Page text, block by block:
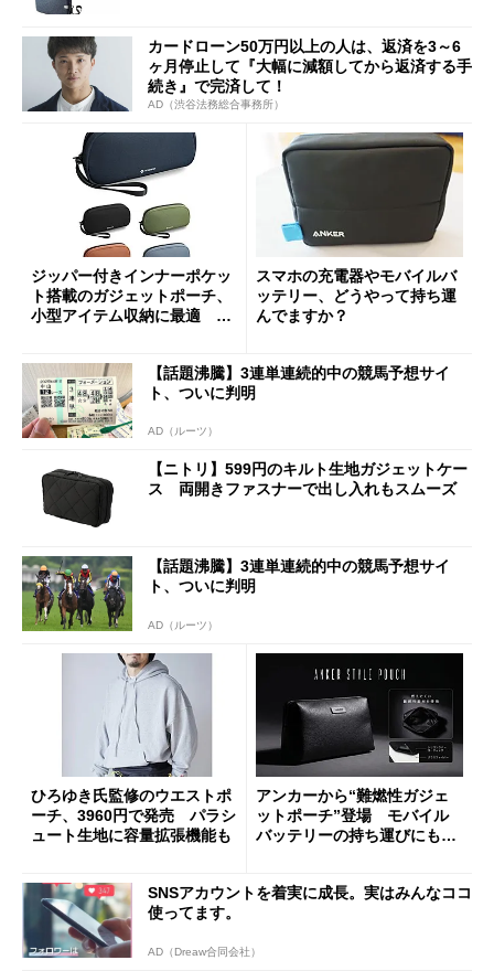
カードローン50万円以上の人は、返済を3～6
ヶ月停止して『大幅に減額してから返済する手
続き』で完済して！
AD（渋谷法務総合事務所）
ジッパー付きインナーポケッ
ト搭載のガジェットポーチ、
小型アイテム収納に最適 タ
スマホの充電器やモバイルバ
ッテリー、どうやって持ち運
んでますか？
【話題沸騰】3連単連続的中の競馬予想サイ
ト、ついに判明
AD（ルーツ）
【ニトリ】599円のキルト生地ガジェットケー
ス 両開きファスナーで出し入れもスムーズ
【話題沸騰】3連単連続的中の競馬予想サイ
ト、ついに判明
AD（ルーツ）
ひろゆき氏監修のウエストポ
ーチ、3960円で発売 パラシ
ュート生地に容量拡張機能も
アンカーから“難燃性ガジェ
ットポーチ”登場 モバイル
バッテリーの持ち運びにも安
SNSアカウントを着実に成長。実はみんなココ
使ってます。
AD（Dreaw合同会社）